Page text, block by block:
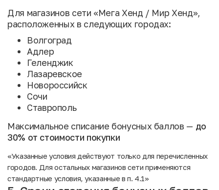
Для магазинов сети «Мега Хенд / Мир Хенд»,
расположенных в следующих городах:
Волгоград
Адлер
Геленджик
Лазаревское
Новороссийск
Сочи
Ставрополь
Максимальное списание бонусных баллов — до
30% от стоимости покупки
«Указанные условия действуют только для перечисленных
городов. Для остальных магазинов сети применяются
стандартные условия, указанные в п. 4.1»